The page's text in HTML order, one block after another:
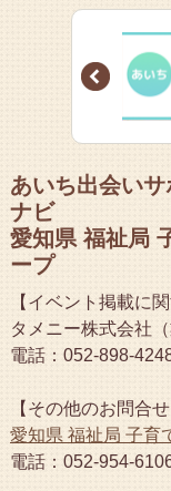
Prev
あいち出会い
ナビ
愛知県 福祉局
ープ
【イベント掲載に
タメニー株式会社（
電話：052-898-
【その他のお問合せ
愛知県 福祉局 子
電話：052-954-